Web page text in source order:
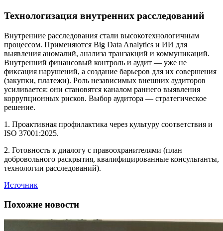
Технологизация внутренних расследований
Внутренние расследования стали высокотехнологичным
процессом. Применяются Big Data Analytics и ИИ для
выявления аномалий, анализа транзакций и коммуникаций.
Внутренний финансовый контроль и аудит — уже не
фиксация нарушений, а создание барьеров для их совершения
(закупки, платежи). Роль независимых внешних аудиторов
усиливается: они становятся каналом раннего выявления
коррупционных рисков. Выбор аудитора — стратегическое
решение.
1. Проактивная профилактика через культуру соответствия и
ISO 37001:2025.
2. Готовность к диалогу с правоохранителями (план
добровольного раскрытия, квалифицированные консультанты,
технологии расследований).
Источник
Похожие новости